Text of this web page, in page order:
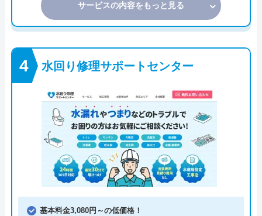
サービスの内容をもっと見る
水回り修理サポートセンター
基本料金3,080円～の低価格！